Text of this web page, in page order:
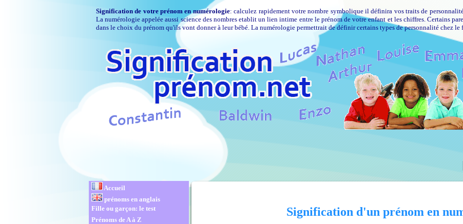
Signification de votre prénom en numérologie: calculez rapidement votre nombre symbolique il définira vos traits de
La numérologie appelée aussi science des nombres etablit un lien intime entre le prénom de votre enfant et les chiffres. Certains
dans le choix du prénom qu'ils vont donner à leur bébé. La numérologie permettrait de définir certains types de personnalité chez le
Accueil
prénoms en anglais
Fille ou garçon: le test
Prénoms de A à Z
Signification d'un prénom en